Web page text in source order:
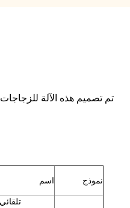
تم تصميم هذه الآلة
نموذج اسم
تلقائي